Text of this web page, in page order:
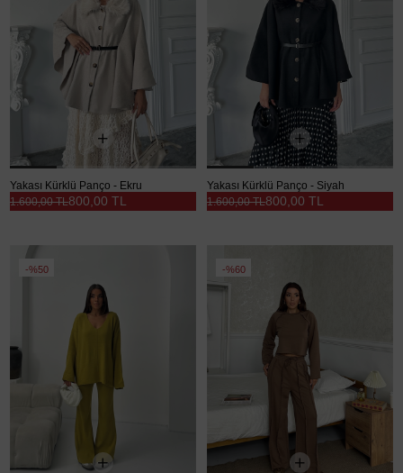
Yakası Kürklü Panço - Ekru
800,00 TL
1.600,00 TL
Yakası Kürklü Panço - Siyah
800,00 TL
1.600,00 TL
%50 %60